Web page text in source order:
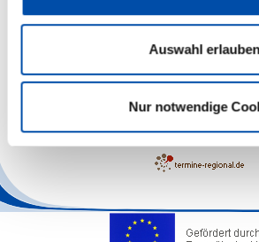
Auswahl
Nur notwendige